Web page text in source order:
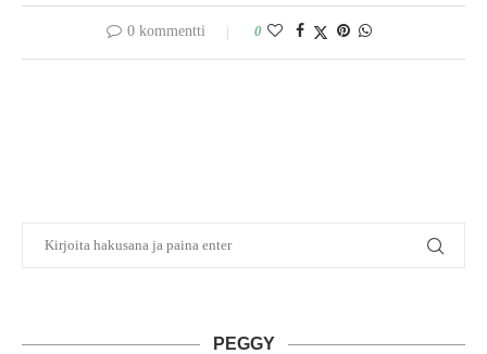
0 kommentti 0
PEGGY